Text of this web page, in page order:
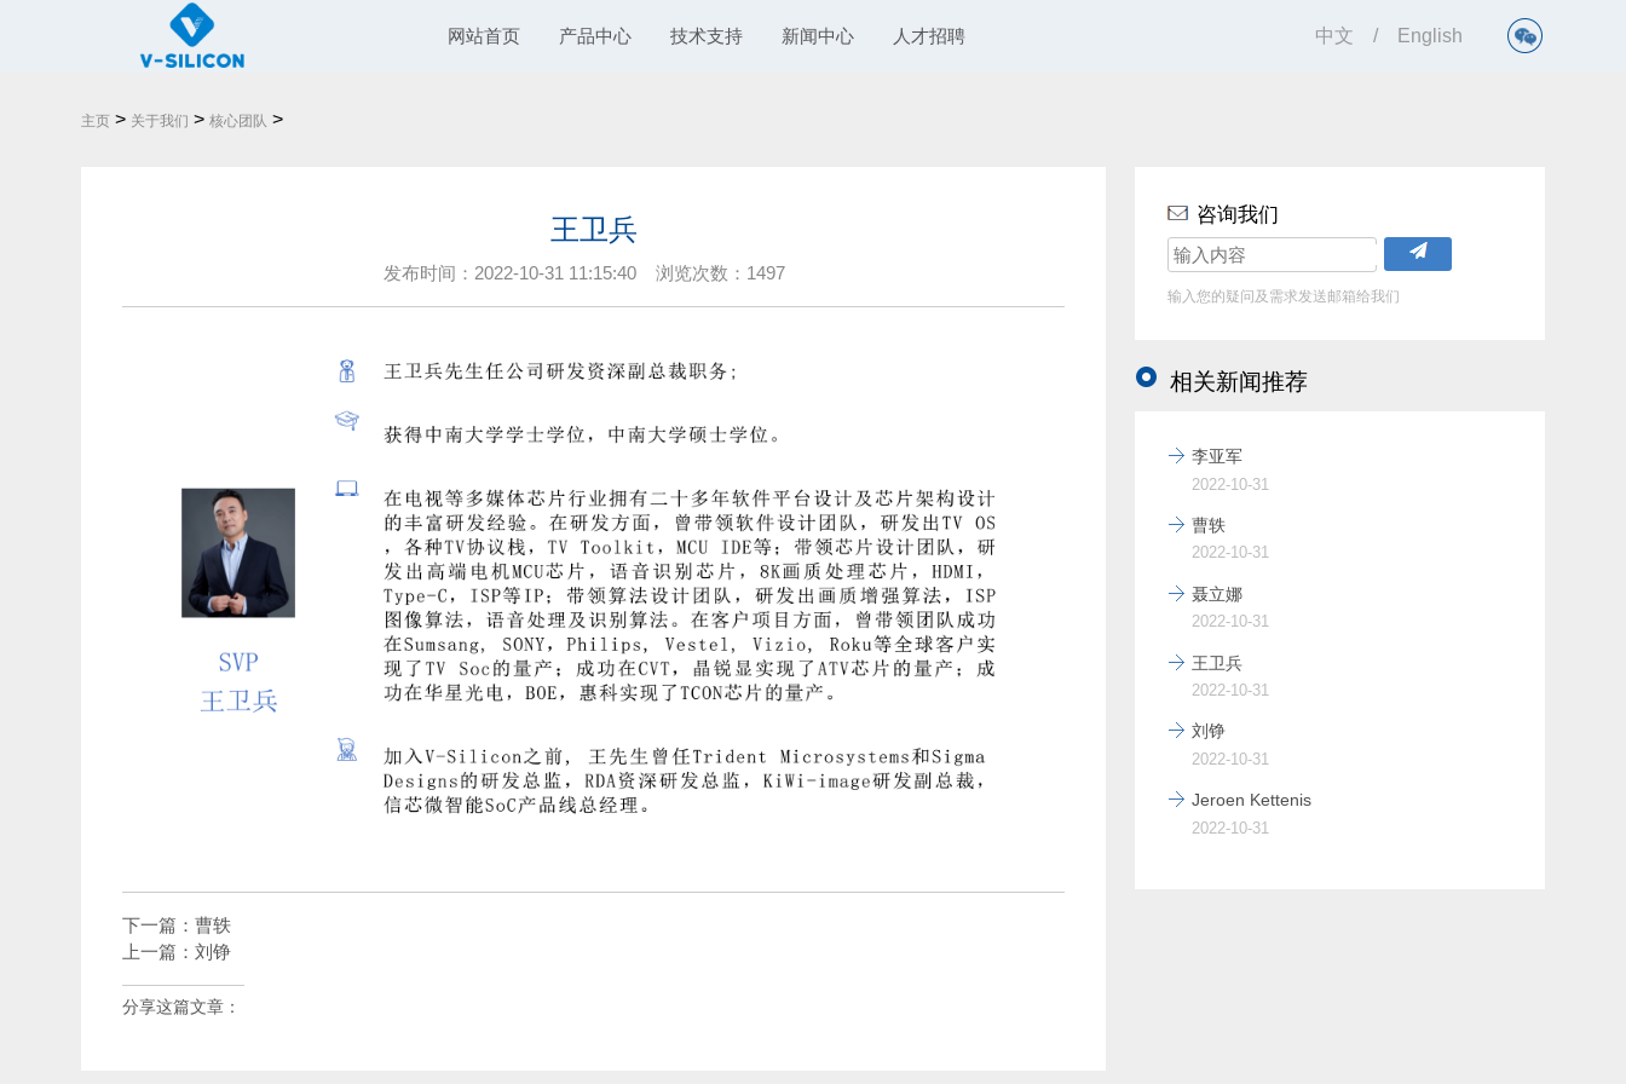
网站首页 产品中心 技术支持 新闻中心 人才招聘 中文 / English
主页 > 关于我们 >核心团队 >
王卫兵
发布时间：2022-10-31 11:15:40 浏览次数： 1497
下一篇：曹轶
上一篇：刘铮
分享这篇文章：
咨询我们
输入您的疑问及需求发送邮箱给我们
相关新闻推荐
李亚军
2022-10-31
曹轶
2022-10-31
聂立娜
2022-10-31
王卫兵
2022-10-31
刘铮
2022-10-31
Jeroen Kettenis
2022-10-31